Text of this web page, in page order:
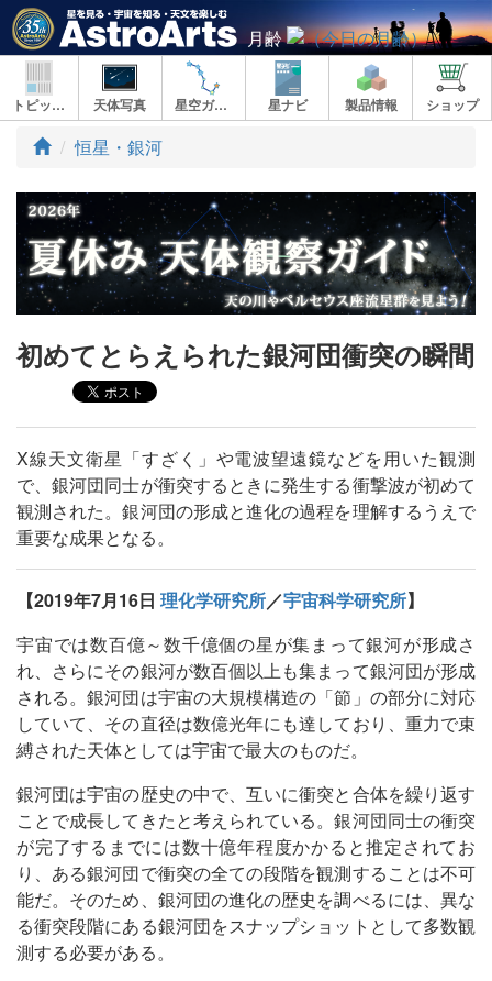
月齢
トピックス 天体写真 星空ガイド 星ナビ 製品情報 ショップ
ト
プ
恒星・銀河
初めてとらえられた銀河団衝突の瞬間
X線天文衛星「すざく」や電波望遠鏡などを用いた観測
で、銀河団同士が衝突するときに発生する衝撃波が初めて
観測された。銀河団の形成と進化の過程を理解するうえで
重要な成果となる。
【2019年7月16日 理化学研究所／宇宙科学研究所】
宇宙では数百億～数千億個の星が集まって銀河が形成さ
れ、さらにその銀河が数百個以上も集まって銀河団が形成
される。銀河団は宇宙の大規模構造の「節」の部分に対応
していて、その直径は数億光年にも達しており、重力で束
縛された天体としては宇宙で最大のものだ。
銀河団は宇宙の歴史の中で、互いに衝突と合体を繰り返す
ことで成長してきたと考えられている。銀河団同士の衝突
が完了するまでには数十億年程度かかると推定されてお
り、ある銀河団で衝突の全ての段階を観測することは不可
能だ。そのため、銀河団の進化の歴史を調べるには、異な
る衝突段階にある銀河団をスナップショットとして多数観
測する必要がある。